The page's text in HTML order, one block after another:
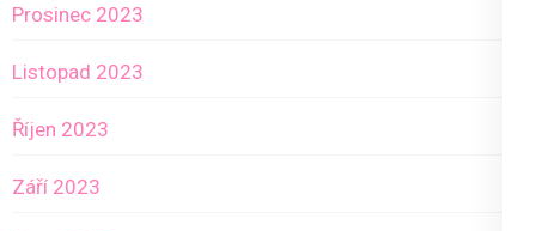
Prosinec 2023
Listopad 2023
Říjen 2023
Září 2023